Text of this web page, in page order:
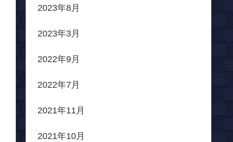
2023年8月
2023年3月
2022年9月
2022年7月
2021年11月
2021年10月